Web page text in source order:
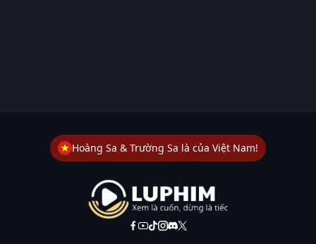
Hoàng Sa & Trường Sa là của Việt Nam!